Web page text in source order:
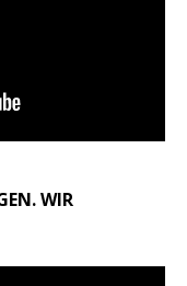
WIR